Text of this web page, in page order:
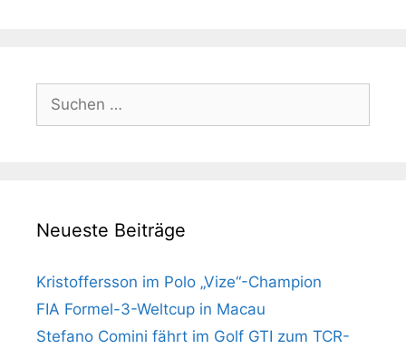
Suchen
nach:
Neueste Beiträge
Kristoffersson im Polo „Vize“-Champion
FIA Formel-3-Weltcup in Macau
Stefano Comini fährt im Golf GTI zum TCR-